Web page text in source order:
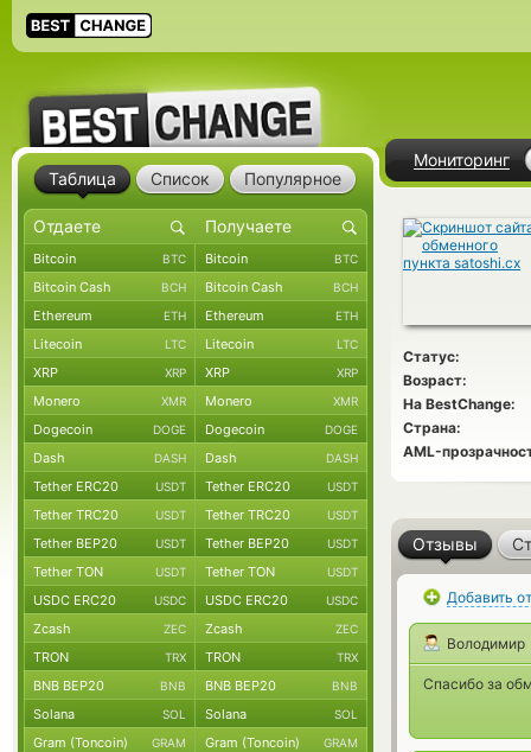
Мониторинг
Статус:
Возраст:
На BestChange:
Страна:
AML-
Отзывы
Добавить
Володимир
Спасибо за
Таблица Список Популярное
Bitcoin BTC Bitcoin BTC
Bitcoin Cash BCH Bitcoin Cash BCH
Ethereum ETH Ethereum ETH
Litecoin LTC Litecoin LTC
XRP XRP XRP XRP
Monero XMR Monero XMR
Dogecoin DOGE Dogecoin DOGE
Dash DASH Dash DASH
Tether ERC20 USDT Tether ERC20 USDT
Tether TRC20 USDT Tether TRC20 USDT
Tether BEP20 USDT Tether BEP20 USDT
Tether TON USDT Tether TON USDT
USDC ERC20 USDC USDC ERC20 USDC
Zcash ZEC Zcash ZEC
TRON TRX TRON TRX
BNB BEP20 BNB BNB BEP20 BNB
Solana SOL Solana SOL
Gram (Toncoin) GRAM Gram (Toncoin) GRAM